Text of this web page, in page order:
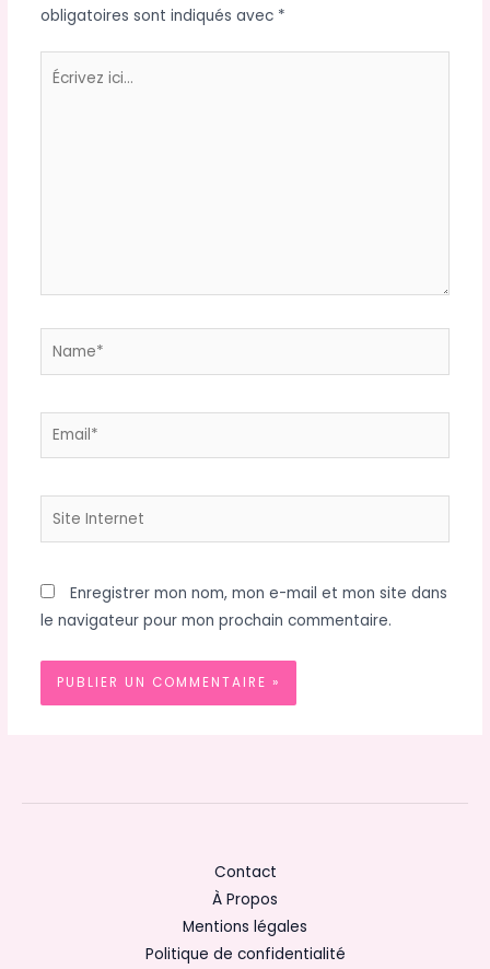
obligatoires sont indiqués avec *
Écrivez
Name*
Email*
Site
Enregistrer mon nom, mon e-mail et mon site dans
le navigateur pour mon prochain commentaire.
Contact
À Propos
Mentions légales
Politique de confidentialité